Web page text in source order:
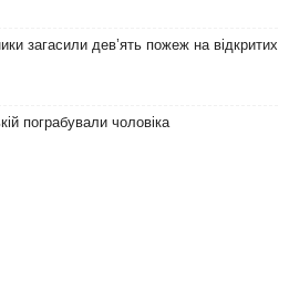
загасили дев’ять пожеж на відкритих
пограбували чоловіка